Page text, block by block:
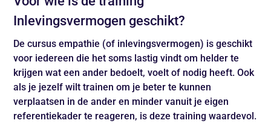
Inlevingsvermogen geschikt?
De cursus empathie (of inlevingsvermogen) is geschikt
voor iedereen die het soms lastig vindt om helder te
krijgen wat een ander bedoelt, voelt of nodig heeft. Ook
als je jezelf wilt trainen om je beter te kunnen
verplaatsen in de ander en minder vanuit je eigen
referentiekader te reageren, is deze training waardevol.